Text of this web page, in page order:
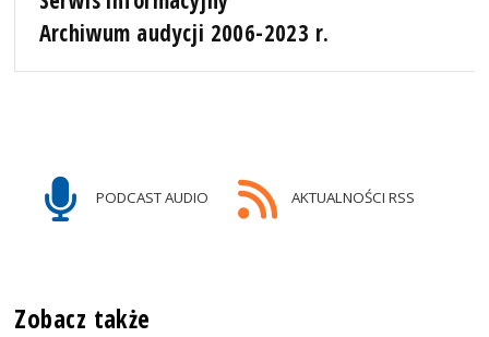
Archiwum audycji 2006-2023 r.
PODCAST AUDIO AKTUALNOŚCI RSS
Zobacz także